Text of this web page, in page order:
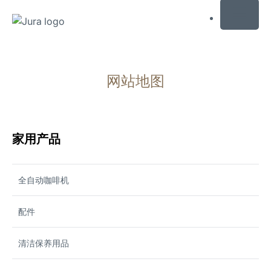
网站地图
家用产品
全自动咖啡机
配件
清洁保养用品